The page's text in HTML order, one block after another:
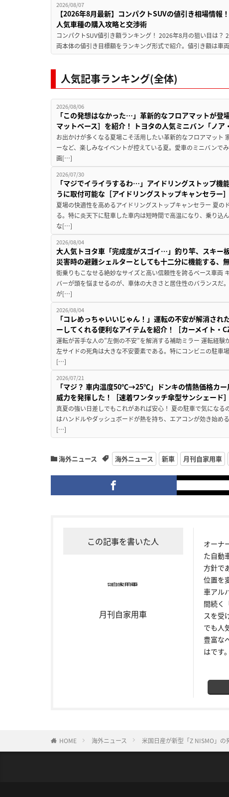
2026/08/07
【2026年8月最新】コンパクトSUVの値引き相場情報
人気車種の購入攻略と交渉術
コンパクトSUV値引き額ランキング！ 2026年8月の狙い目は？
両本体の値引き目標額をランキング形式で紹介。値引き額は車
人気記事ランキング(全体)
2026/08/06
「この発想はなかった…」革新的なフロアマットが登
マットベース］を紹介！ トヨタの人気ミニバン「ノア
お出かけが多くなる夏場こそ活用したい革新的なフロアマット
ーなど、楽しみなイベントが控えている夏。愛車のミニバンで
画[…]
2026/07/30
「マジでイライラするわ…」アイドリングストップ機
うに取付可能な［アイドリングストップキャンセラー
夏場の快適性を高めるアイドリングストップキャンセラー 夏の
る。特に炎天下に駐車した車内は短時間で高温になり、乗り込
な[…]
2026/08/04
大人気トヨタ車「完成度がスゴイ…」釣り竿、スキー
災害時の避難シェルターとしても十二分に機能する、無
街乗りもこなせる絶妙なサイズと高い信頼性を誇るベース車両
バーが頭を悩ませるのが、車体の大きさと居住性のバランスだ
が[…]
2026/08/04
「コレめっちゃいいじゃん！」運転の不安が解消さ
ーしてくれる便利なアイテムを紹介！［カーメイト・
運転が苦手な人の”左側の不安”を解消する補助ミラー 運転経験
左サイドの死角は大きな不安要素である。特にコンビニの駐車
[…]
2026/07/21
「マジ？ 車内温度50℃→25℃」ドンキの情熱価格カ
威力を発揮した！［速着ワンタッチ傘型サンシェード］
真夏の強い日差しでもこれがあれば安心！ 夏の駐車で気にな
はハンドルやダッシュボードが熱を持ち、エアコンが効き始め
[…]
海外ニュース 海外ニュース 新車 月刊自家用車
この記事を書いた人
月刊自家用車
オーナ
た自動
方針で
位置を
車アル
間続く
スを受
でも人
豊富な
はです。
HOME 海外ニュース 米国日産が新型「Z NISMO」の